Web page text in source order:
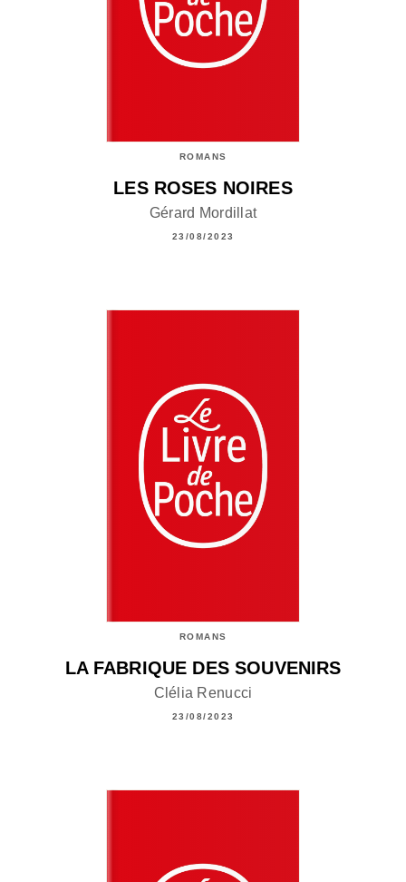
ROMANS
LES ROSES NOIRES
Gérard Mordillat
23/08/2023
ROMANS
LA FABRIQUE DES SOUVENIRS
Clélia Renucci
23/08/2023